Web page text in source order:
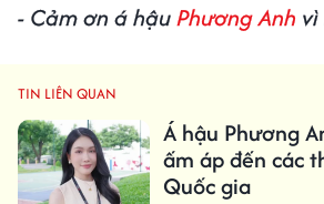
- Cảm ơn á hậuPhương Anh
TIN LIÊN QUAN
Á hậu Phương
ấm áp đến các
Quốc gia